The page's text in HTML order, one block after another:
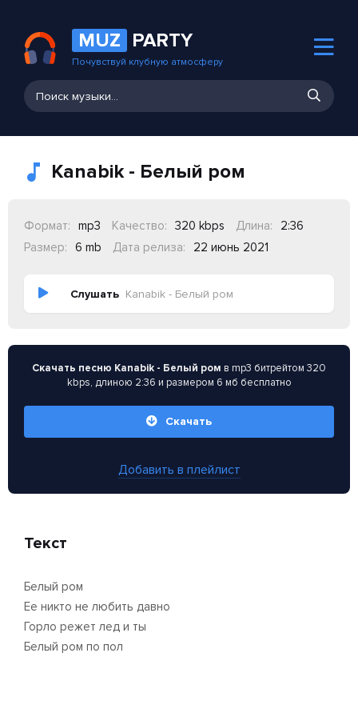
MUZ PARTY
Почувствуй клубную атмосферу
Kanabik - Белый ром
Формат: mp3 Качество: 320 kbps Длина:
2:36
Размер:
6 mb Дата релиза: 22 июнь 2021
Слушать Kanabik - Белый ром
Скачать песню Kanabik - Белый ром в mp3 битрейтом 320
kbps, длиною 2:36 и размером 6 мб бесплатно
Скачать
Добавить в плейлист
Текст
Белый ром
Ее никто не любить давно
Горло режет лед и ты
Белый ром по пол